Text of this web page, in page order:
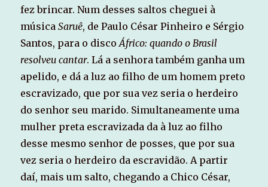
fez brincar. Num desses saltos cheguei à
músicaSaruê, de Paulo César Pinheiro e Sérgio
Santos, para o discoÁfrico: quando o Brasil
resolveu cantar. Lá a senhora também ganha um
apelido, e dá a luz ao filho de um homem preto
escravizado, que por sua vez seria o herdeiro
do senhor seu marido. Simultaneamente uma
mulher preta escravizada da à luz ao filho
desse mesmo senhor de posses, que por sua
vez seria o herdeiro da escravidão. A partir
daí, mais um salto, chegando a Chico César,